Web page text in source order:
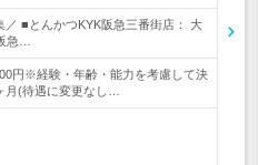
／ ■とんかつKYK阪急三番街店： 大
急…
円※経験・年齢・能力を考慮して決
(待遇に変更なし…